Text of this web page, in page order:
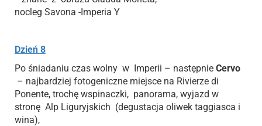
nocleg Savona -Imperia Y
Dzień 8
Po śniadaniu czas wolny w Imperii – następnie Cervo
– najbardziej fotogeniczne miejsce na Rivierze di
Ponente, trochę wspinaczki, panorama, wyjazd w
stronę Alp Liguryjskich (degustacja oliwek taggiasca i
wina),